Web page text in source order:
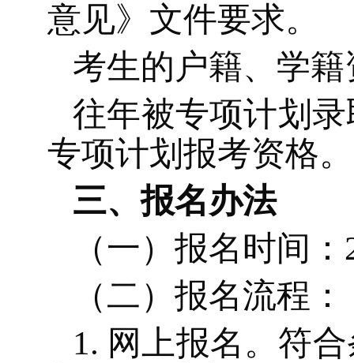
意见》文件要求。
考生的户籍、学
往年被专项计划
专项计划报考资格。
三、报名办法
（一） 报名时间：
（二） 报名流程：
1. 网上报名。符